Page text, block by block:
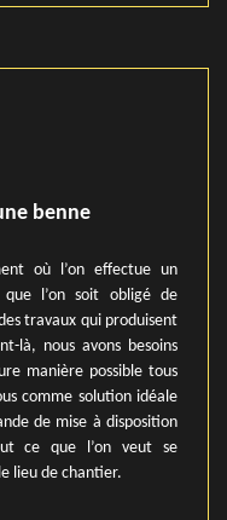
benne
où l’on effectue un
l’on soit obligé de
travaux qui produisent
là, nous avons besoins
manière possible tous
comme solution idéale
de mise à disposition
ce que l’on veut se
lieu de chantier.